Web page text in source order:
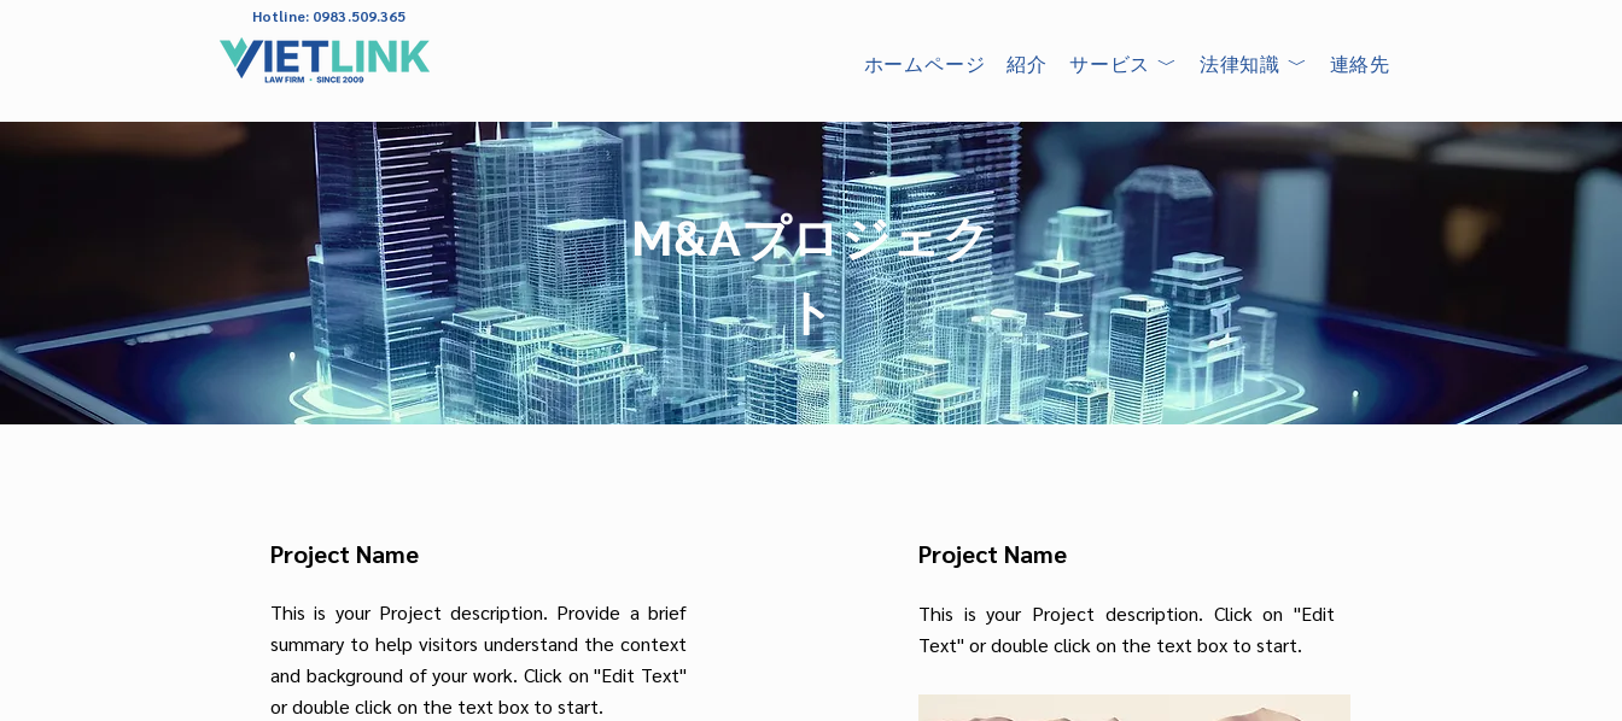
Hotline: 0983.509.365
ホームページ 紹介 サービス ﹀ 法律知識 ﹀ 連絡先
M&Aプロジェク
ト
Project Name
This is your Project description. Provide a brief
summary to help visitors understand the context
and background of your work. Click on "Edit Text"
or double click on the text box to start.
Project Name
This is your Project description. Click on "Edit
Text" or double click on the text box to start.